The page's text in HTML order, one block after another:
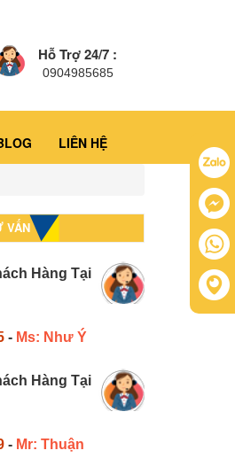
Hỗ Trợ 24/7 :
0904985685
LIÊN HỆ
VẤN
Hàng Tại
- Ms: Như Ý
Hàng Tại
- Mr: Thuận